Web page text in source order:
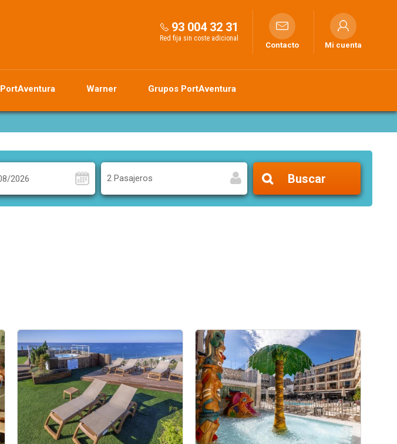
93 004 32 31
Red fija sin coste adicional
Contacto Mi cuenta
PortAventura Warner Grupos PortAventura
2 Pasajeros Buscar